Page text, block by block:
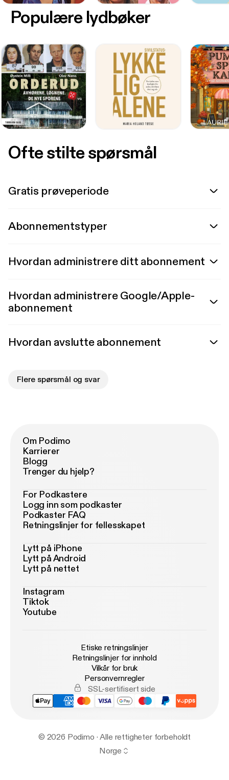
Populære lydbøker
Ofte stilte spørsmål
Gratis prøveperiode
Abonnementstyper
Hvordan administrere ditt abonnement
Hvordan administrere Google/Apple-
abonnement
Hvordan avslutte abonnement
Flere spørsmål og svar
Om Podimo
Karrierer
Blogg
Trenger du hjelp?
For Podkastere
Logg inn som podkaster
Podkaster FAQ
Retningslinjer for fellesskapet
Lytt på iPhone
Lytt på Android
Lytt på nettet
Instagram
Tiktok
Youtube
Etiske retningslinjer
Retningslinjer for innhold
Vilkår for bruk
Personvernregler
SSL-sertifisert side
© 2026 Podimo · Alle rettigheter forbeholdt
Norge